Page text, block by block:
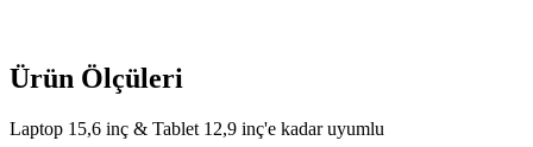
Ürün Ölçüleri
Laptop 15,6 inç & Tablet 12,9 inç'e kadar uyumlu